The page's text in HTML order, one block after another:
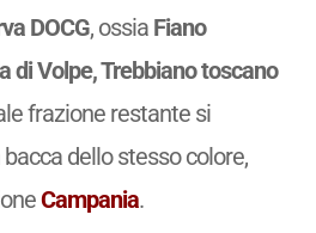
DOCG, ossia Fiano
di Volpe, Trebbiano toscano
frazione restante si
dello stesso colore,
Campania.